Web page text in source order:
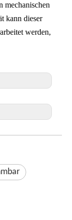
mechanischen
kann dieser
werden,